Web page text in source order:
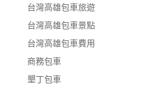
台灣高雄包車旅遊
台灣高雄包車景點
台灣高雄包車費用
商務包車
墾丁包車